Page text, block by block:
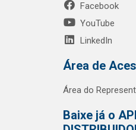
Facebook
YouTube
LinkedIn
Área de
Área do
Baixe já o